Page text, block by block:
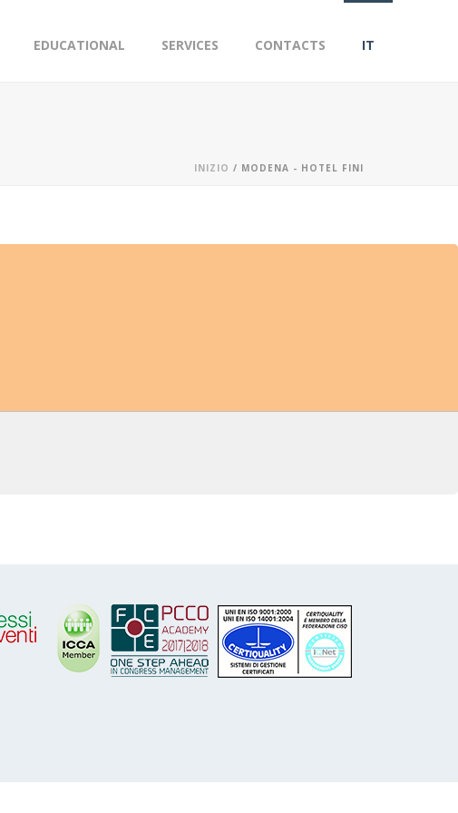
EDUCATIONAL SERVICES CONTACTS IT
INIZIO / MODENA - HOTEL FINI